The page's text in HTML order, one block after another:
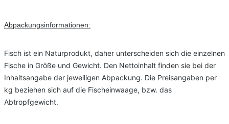
Abpackungsinformationen:
Fisch ist ein Naturprodukt, daher unterscheiden sich die einzelnen
Fische in Größe und Gewicht. Den Nettoinhalt finden sie bei der
Inhaltsangabe der jeweiligen Abpackung. Die Preisangaben per
kg beziehen sich auf die Fischeinwaage, bzw. das
Abtropfgewicht.